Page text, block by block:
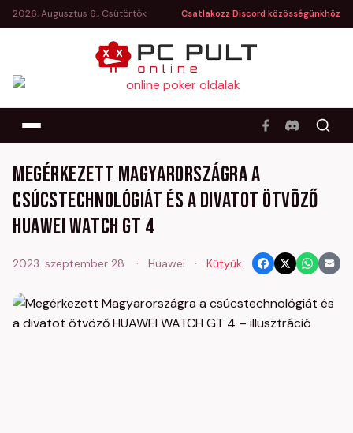
2026. Augusztus 6., Csütörtök Csatlakozz Discord közösségünkhöz
Megérkezett Magyarországra a
csúcstechnológiát és a divatot ötvöző
HUAWEI WATCH GT 4
2023. szeptember 28. · Huawei · Kütyük